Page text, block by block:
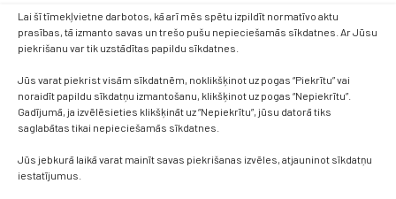
Lai šī tīmekļvietne darbotos, kā arī mēs spētu izpildīt normatīvo aktu
prasības, tā izmanto savas un trešo pušu nepieciešamās sīkdatnes. Ar Jūsu
piekrišanu var tik uzstādītas papildu sīkdatnes.
Jūs varat piekrist visām sīkdatnēm, noklikšķinot uz pogas “Piekrītu” vai
noraidīt papildu sīkdatņu izmantošanu, klikšķinot uz pogas “Nepiekrītu”.
Gadījumā, ja izvēlēsieties klikšķināt uz “Nepiekrītu”, jūsu datorā tiks
saglabātas tikai nepieciešamās sīkdatnes.
Jūs jebkurā laikā varat mainīt savas piekrišanas izvēles, atjauninot sīkdatņu
iestatījumus.